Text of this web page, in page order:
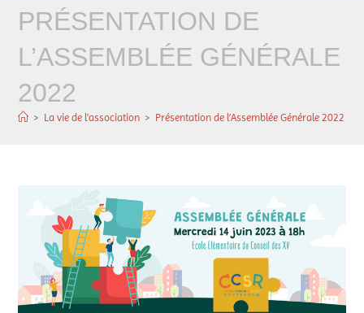
PRÉSENTATION DE
L’ASSEMBLÉE GÉNÉRALE
2022
> La vie de l'association > Présentation de l’Assemblée Générale 2022